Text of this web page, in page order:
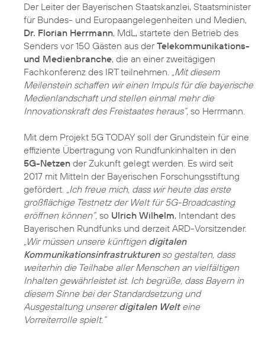
Der Leiter der Bayerischen Staatskanzlei, Staatsminister
für Bundes- und Europaangelegenheiten und Medien,
Dr. Florian Herrmann, MdL, startete den Betrieb des
Senders vor 150 Gästen aus derTelekommunikations-
und Medienbranche, die an einer zweitägigen
Fachkonferenz des IRT teilnehmen. „Mit diesem
Meilenstein schaffen wir einen Impuls für die bayerische
Medienlandschaft und stellen einmal mehr die
Innovationskraft des Freistaates heraus“, so Herrmann.
Mit dem Projekt 5G TODAY soll der Grundstein für eine
effiziente Übertragung von Rundfunkinhalten in den
5G-Netzen der Zukunft gelegt werden. Es wird seit
2017 mit Mitteln der Bayerischen Forschungsstiftung
gefördert. „Ich freue mich, dass wir heute das erste
großflächige Testnetz der Welt für 5G-Broadcasting
eröffnen können“, so Ulrich Wilhelm, Intendant des
Bayerischen Rundfunks und derzeit ARD-Vorsitzender.
„Wir müssen unsere künftigen digitalen
Kommunikationsinfrastrukturenso gestalten, dass
weiterhin die Teilhabe aller Menschen an vielfältigen
Inhalten gewährleistet ist. Ich begrüße, dass Bayern in
diesem Sinne bei der Standardsetzung und
Ausgestaltung unsererdigitalen Welteine
Vorreiterrolle spielt.“